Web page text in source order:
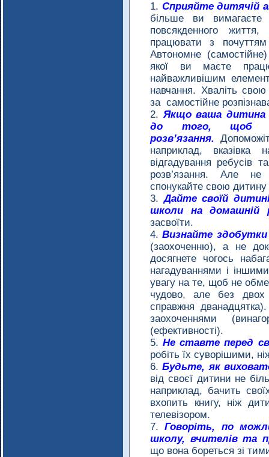
Сприяйте дитячій
більше ви
повсякденного
працювати з почуттям
Автономне
якої ви маєте
найважливішим
навчання. Хваліть
за самостійне
Якщо ваша дитина
до того, щоб
розв’язання.
наприклад, вказівка
відгадування
розв’язання. Але
спонукайте свою дитину
Дайте своїй
школи на домашній
засвоїти.
Визнайте
(заохоченню), а не
досягнете чогось
нагадуваннями і
увагу на те, щоб не
чудово, але без
справжня
заохоченнями
(ефективності).
Не ставте перед
робіть їх суворішими,
Будьте, як
від своєї дитини не
наприклад, бачить
вхопить книгу, ніж
телевізором.
Говоріть, по
школу, вчителів та
що вона бореться зі